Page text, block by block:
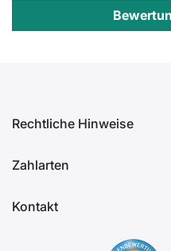
Rechtliche Hinweise
Zahlarten
Kontakt